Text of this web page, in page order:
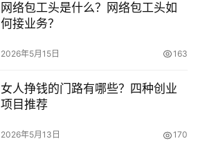
投稿
网络包工头是什么？网络包工头如
何接业务？
2026年5月15日 163
女人挣钱的门路有哪些？四种创业
项目推荐
2026年5月13日 170